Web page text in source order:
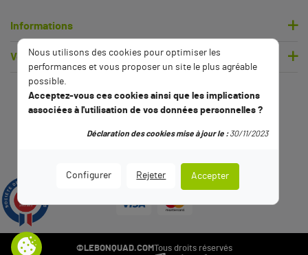
Informations
Votre compte
©LEBONQUAD.COMTous droits réservés
Nous utilisons des cookies pour optimiser les
performances et vous proposer un site le plus agréable
possible.
Acceptez-vous ces cookies ainsi que les implications
associées à l'utilisation de vos données personnelles ?
Configurer Rejeter Accepter
Déclaration des cookies mise à jour le :30/11/2023
9.5
2789 avis